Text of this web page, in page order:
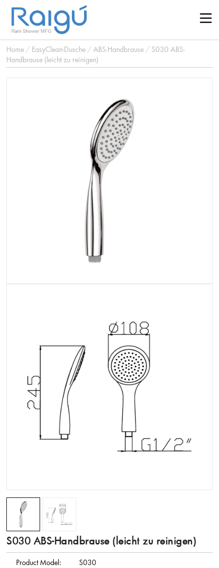
Home / EasyClean-Dusche /ABS-Handbrause / S030 ABS-
Handbrause (leicht zu reinigen)
S030 ABS-Handbrause (leicht zu reinigen)
Product Model: S030